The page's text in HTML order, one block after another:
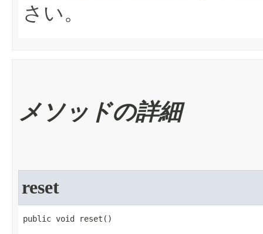
さい。
メソッドの詳細
reset
public void reset​()